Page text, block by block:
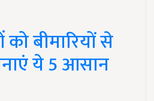
बीमारियों से
ये 5 आसान